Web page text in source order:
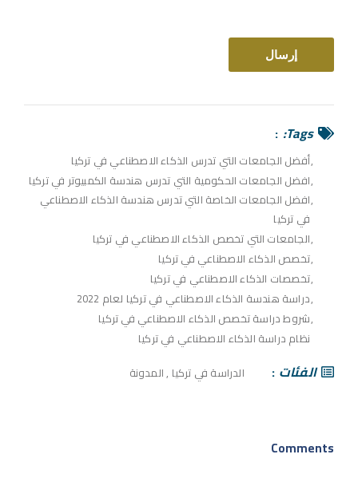
Tags:
أفضل الجامعات التي تدرس الذكاء الاصطناعي في تركيا
افضل الجامعات الحكومية التي تدرس هندسة الكمبيوتر في تركيا
افضل الجامعات الخاصة التي تدرس هندسة الذكاء الاصطناعي
في تركيا
الجامعات التي تخصص الذكاء الاصطناعي في تركيا
تخصص الذكاء الاصطناعي في تركيا
تخصصات الذكاء الاصطناعي في تركيا
دراسة هندسة الذكاء الاصطناعي في تركيا لعام 2022
شروط دراسة تخصص الذكاء الاصطناعي في تركيا
نظام دراسة الذكاء الاصطناعي في تركيا
الفئات الدراسة في تركيا ,المدونة
Comments